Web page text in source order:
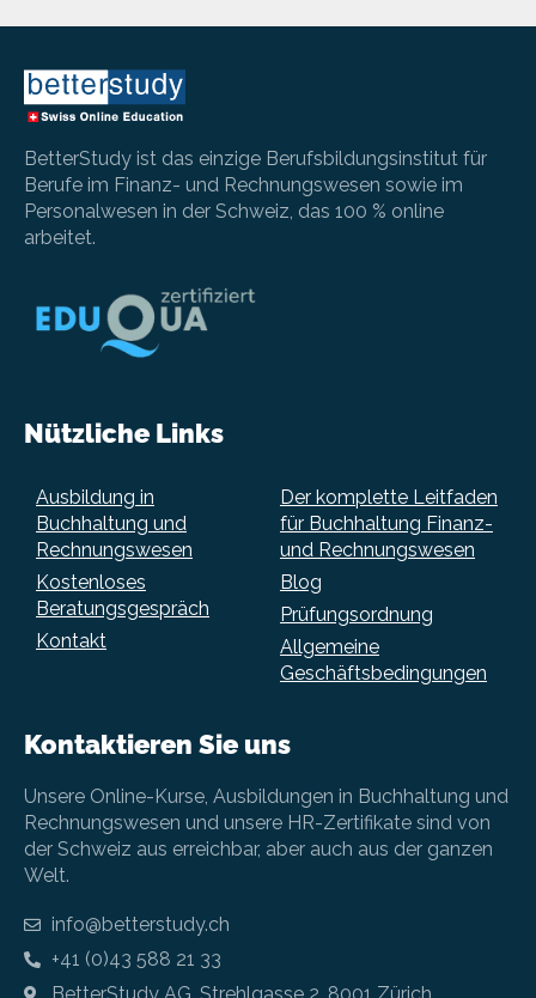
BetterStudy ist das einzige Berufsbildungsinstitut für
Berufe im Finanz- und Rechnungswesen sowie im
Personalwesen in der Schweiz, das 100 % online
arbeitet.
Nützliche Links
Ausbildung in
Buchhaltung und
Rechnungswesen
Kostenloses
Beratungsgespräch
Kontakt
Der komplette Leitfaden
für Buchhaltung Finanz-
und Rechnungswesen
Blog
Prüfungsordnung
Allgemeine
Geschäftsbedingungen
Kontaktieren Sie uns
Unsere Online-Kurse, Ausbildungen in Buchhaltung und
Rechnungswesen und unsere HR-Zertifikate sind von
der Schweiz aus erreichbar, aber auch aus der ganzen
Welt.
info@betterstudy.ch
+41 (0)43 588 21 33